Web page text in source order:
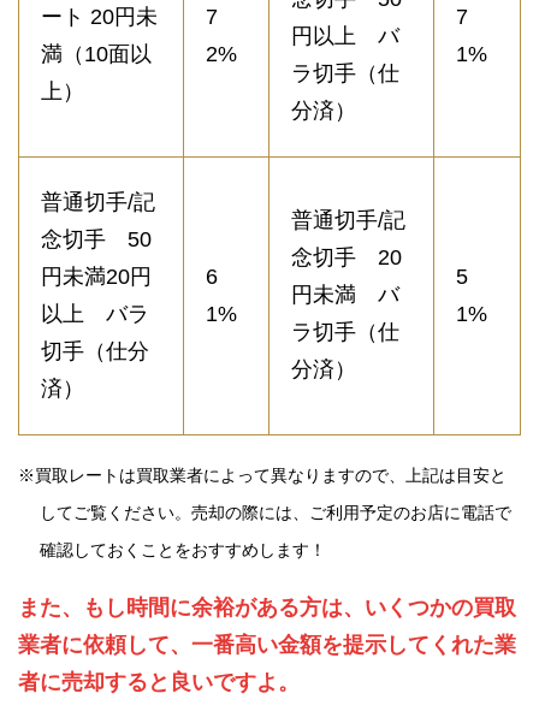
ート 20円未
満（10面以
上）
7
2%
円以上 バ
ラ切手（仕
分済）
7
1%
普通切手/記
念切手 50
円未満20円
以上 バラ
切手（仕分
済）
6
1%
普通切手/記
念切手 20
円未満 バ
ラ切手（仕
分済）
5
1%
※買取レートは買取業者によって異なりますので、上記は目安と
してご覧ください。売却の際には、ご利用予定のお店に電話で
確認しておくことをおすすめします！
また、もし時間に余裕がある方は、いくつかの買取
業者に依頼して、一番高い金額を提示してくれた業
者に売却すると良いですよ。